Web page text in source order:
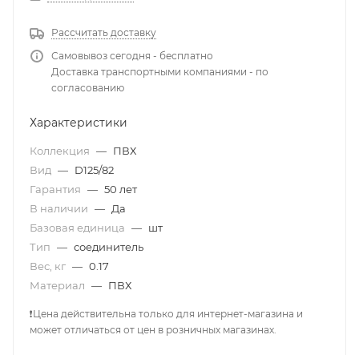
Рассчитать доставку
Самовывоз сегодня - бесплатно
Доставка транспортными компаниями - по
согласованию
Характеристики
Коллекция — ПВХ
Вид — D125/82
Гарантия — 50 лет
В наличии — Да
Базовая единица — шт
Тип — соединитель
Вес, кг — 0.17
Материал — ПВХ
❗Цена действительна только для интернет-магазина и
может отличаться от цен в розничных магазинах.